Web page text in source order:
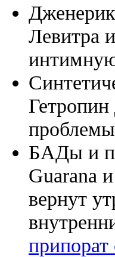
Левитра
БАДы и
Guarana
вернут
припорат